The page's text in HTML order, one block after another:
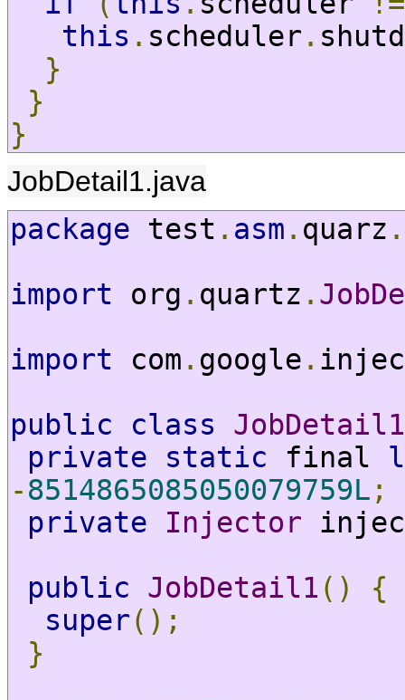
this . scheduler .
}
}
}
JobDetail1.java
package test . asm . quarz .
import org . quartz .
import com . google .
public
class
JobDetail1
private
static final
-8514865085050079759L ;
private
Injector
public
JobDetail1 ()
{
super();
}